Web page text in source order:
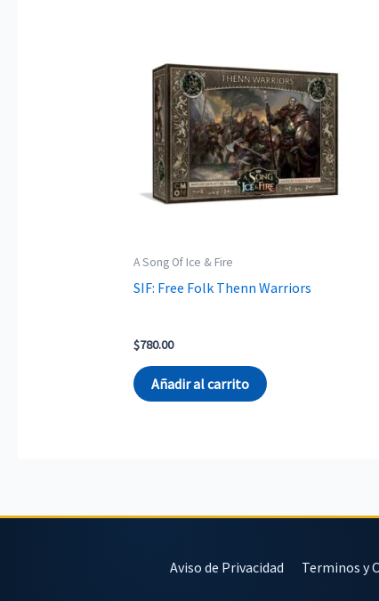
A Song Of Ice & Fire
SIF: Free Folk Thenn Warriors
$780.00
Añadir al carrito
Aviso de Privacidad Terminos y